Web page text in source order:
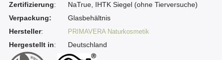
Zertifizierung:
NaTrue, IHTK Siegel (ohne Tierversuche)
Verpackung:
Glasbehältnis
Hersteller: PRIMAVERA Naturkosmetik
Hergestellt in: Deutschland